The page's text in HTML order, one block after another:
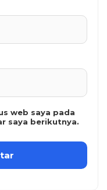
web saya pada
saya berikutnya.